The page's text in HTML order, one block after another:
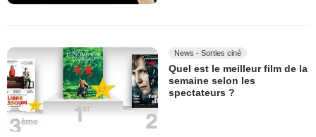
News - Sorties ciné
Quel est le meilleur film de la
semaine selon les
spectateurs ?